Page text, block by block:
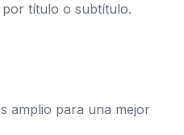
título o subtítulo.
amplio para una mejor